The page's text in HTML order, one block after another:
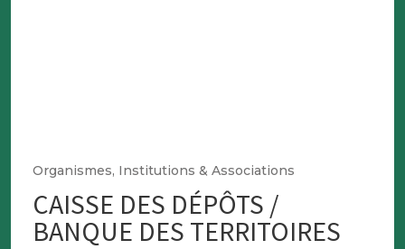
Organismes, Institutions & Associations
CAISSE DES DÉPÔTS /
BANQUE DES TERRITOIRES